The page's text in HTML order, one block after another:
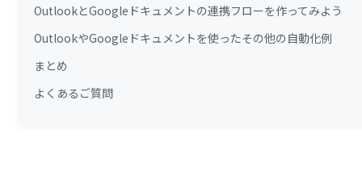
OutlookとGoogleドキュメントの連携フローを作ってみよう
OutlookやGoogleドキュメントを使ったその他の自動化例
まとめ
よくあるご質問